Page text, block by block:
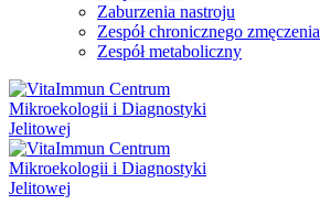
Zaburzenia nastroju
Zespół chronicznego zmęczenia
Zespół metaboliczny